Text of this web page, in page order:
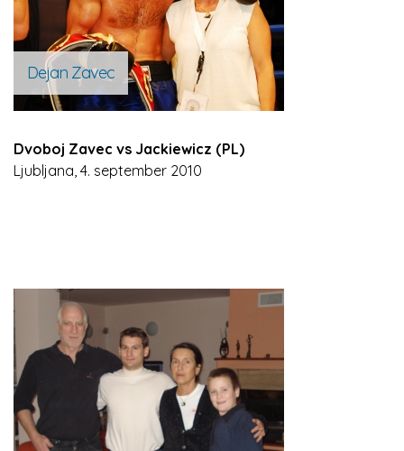
Dejan Zavec
Dvoboj Zavec vs Jackiewicz (PL)
Ljubljana, 4. september 2010